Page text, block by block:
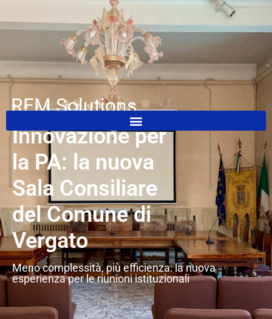
REM Solutions
CASE STUDIES
Innovazione per
la PA: la nuova
Sala Consiliare
del Comune di
Vergato
Meno complessità, più efficienza: la nuova
esperienza per le riunioni istituzionali